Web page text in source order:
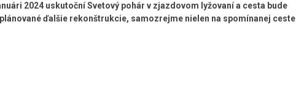
2024 uskutoční Svetový pohár v zjazdovom lyžovaní a cesta bude
ďalšie rekonštrukcie, samozrejme nielen na spomínanej ceste